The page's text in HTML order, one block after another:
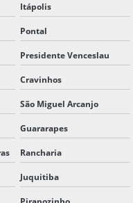
LOCAÇÃO CARGA
LOGISTICA DE
MELHORES
PAULO
MELHORES
SERVIÇO DE
MERCADORIAS
Itápolis
Pontal
Presidente Venceslau
Cravinhos
São Miguel Arcanjo
Guararapes
Rancharia
Juquitiba